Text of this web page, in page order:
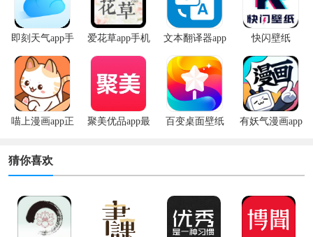
即刻天气app手
机版
爱花草app手机
版
文本翻译器app 快闪壁纸
喵上漫画app正
聚美优品app最
百变桌面壁纸
有妖气漫画app
猜你喜欢